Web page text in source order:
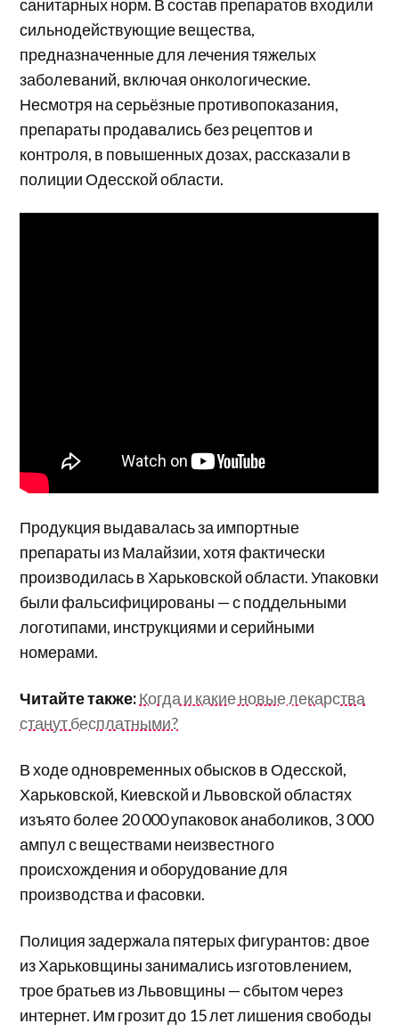
санитарных норм. В состав препаратов входили
сильнодействующие вещества,
предназначенные для лечения тяжелых
заболеваний, включая онкологические.
Несмотря на серьёзные противопоказания,
препараты продавались без рецептов и
контроля, в повышенных дозах, рассказали в
полиции Одесской области.
Продукция выдавалась за импортные
препараты из Малайзии, хотя фактически
производилась в Харьковской области. Упаковки
были фальсифицированы — с поддельными
логотипами, инструкциями и серийными
номерами.
Читайте также:Когда и какие новые лекарства
станут бесплатными?
В ходе одновременных обысков в Одесской,
Харьковской, Киевской и Львовской областях
изъято более 20 000 упаковок анаболиков, 3 000
ампул с веществами неизвестного
происхождения и оборудование для
производства и фасовки.
Полиция задержала пятерых фигурантов: двое
из Харьковщины занимались изготовлением,
трое братьев из Львовщины — сбытом через
интернет. Им грозит до 15 лет лишения свободы